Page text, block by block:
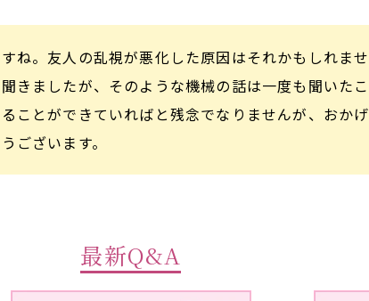
ね。友人の乱視が悪化した原因はそれかもしれませ
きましたが、そのような機械の話は一度も聞いたこ
ことができていればと残念でなりませんが、おかげ
ございます。
最新Q&A